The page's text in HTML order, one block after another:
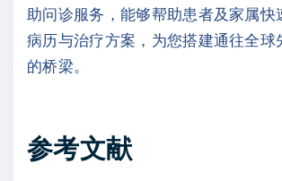
助问诊服务，能够帮助患者及家属快
病历与治疗方案，为您搭建通往全球
的桥梁。
参考文献